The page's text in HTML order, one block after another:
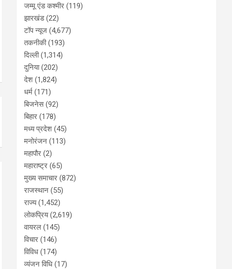
जम्मू एंड कश्मीर (119)
झारखंड(22)
टॉप न्यूज (4,677)
तकनीकी(193)
दिल्ली(1,314)
दुनिया(202)
देश (1,824)
धर्म (171)
बिजनेस(92)
बिहार (178)
मध्य प्रदेश (45)
मनोरंजन (113)
महापौर (2)
महाराष्ट्र (65)
मुख्य समाचार (872)
राजस्थान (55)
राज्य(1,452)
लोकप्रिय(2,619)
वायरल (145)
विचार (146)
विविध (174)
व्यंजन विधि (17)